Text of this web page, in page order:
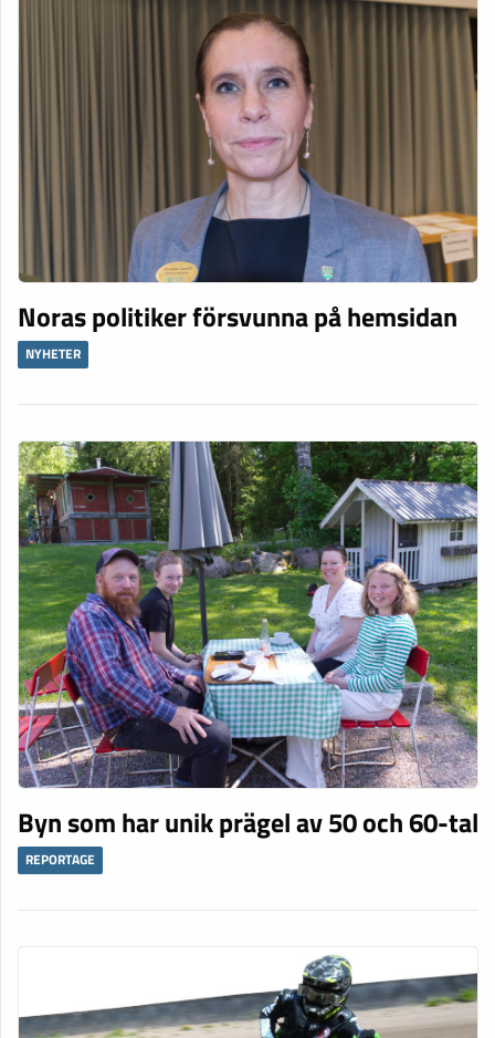
Noras politiker försvunna på hemsidan
NYHETER
Byn som har unik prägel av 50 och 60-tal
REPORTAGE